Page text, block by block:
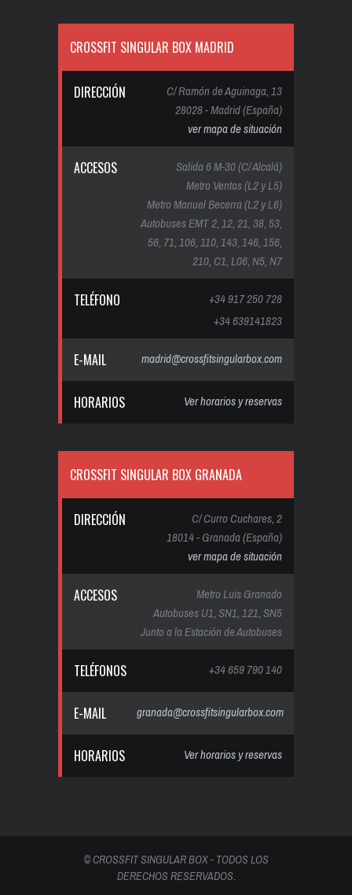
CROSSFIT SINGULAR BOX MADRID
DIRECCIÓN
C/ Ramón de Aguinaga, 13
28028 - Madrid (España)
ver mapa de situación
ACCESOS
Salida 6 M-30 (C/ Alcalá)
Metro Ventas (L2 y L5)
Metro Manuel Becerra (L2 y L6)
Autobuses EMT 2, 12, 21, 38, 53,
56, 71, 106, 110, 143, 146, 156,
210, C1, L06, N5, N7
TELÉFONO
+34 917 250 728
+34 639141823
E-MAIL madrid@crossfitsingularbox.com
HORARIOS Ver horarios y reservas
CROSSFIT SINGULAR BOX GRANADA
DIRECCIÓN
C/ Curro Cuchares, 2
18014 - Granada (España)
ver mapa de situación
ACCESOS
Metro Luis Granado
Autobuses U1, SN1, 121, SN5
Junto a la Estación de Autobuses
TELÉFONOS +34 659 790 140
E-MAIL granada@crossfitsingularbox.com
HORARIOS Ver horarios y reservas
© CROSSFIT SINGULAR BOX - TODOS LOS
DERECHOS RESERVADOS.